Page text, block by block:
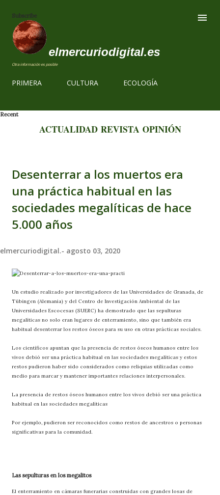
Subscribe
elmercuriodigital.es
Otra información es posible
PRIMERA CULTURA ECOLOGÍA
Recent
ACTUALIDAD REVISTA OPINIÓN
Desenterrar a los muertos era
una práctica habitual en las
sociedades megalíticas de hace
5.000 años
elmercuriodigital.- agosto 03, 2020
Un estudio realizado por investigadores de las Universidades de Granada, de
Tübingen (Alemania) y del Centro de Investigación Ambiental de las
Universidades Escocesas (SUERC) ha demostrado que las sepulturas
megalíticas no solo eran lugares de enterramiento, sino que también era
habitual desenterrar los restos óseos para su uso en otras prácticas sociales.
Los científicos apuntan que la presencia de restos óseos humanos entre los
vivos debió ser una práctica habitual en las sociedades megalíticas y estos
restos pudieron haber sido considerados como reliquias utilizadas como
medio para marcar y mantener importantes relaciones interpersonales.
La presencia de restos óseos humanos entre los vivos debió ser una práctica
habitual en las sociedades megalíticas
Por ejemplo, pudieron ser reconocidos como restos de ancestros o personas
significativas para la comunidad.
Las sepulturas en los megalitos
El enterramiento en cámaras funerarias construidas con grandes losas de